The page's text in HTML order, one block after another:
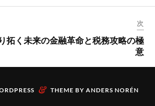
次
拓く未来の金融革命と税務攻略の極
意
& THEME BY ANDERS NORÉN